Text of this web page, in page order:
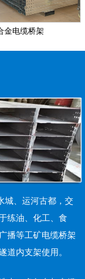
金电缆桥架
城、运河古都，交
练油、化工、食
播等工矿电缆桥架
道内支架使用。